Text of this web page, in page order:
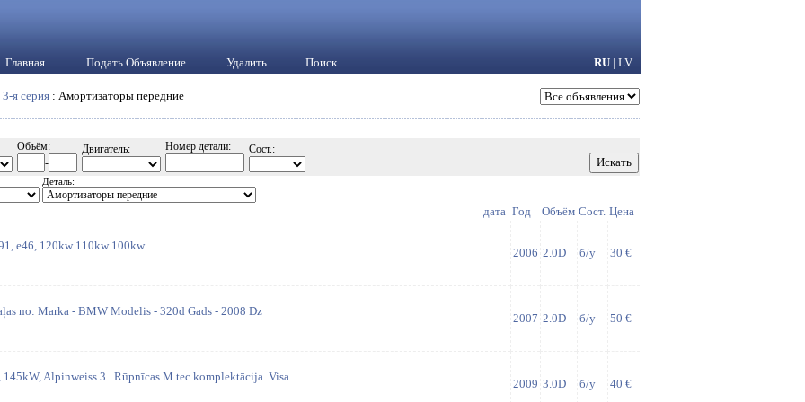
Главная Подать Объявление Удалить Поиск RU | LV
3-я серия : Амортизаторы передние
Объём:
-
Двигатель: Номер детали: Сост.:
Деталь:
дата Год Объём Сост. Цена
e46, 120kw 110kw 100kw.
2006 2.0D б/у 30 €
no: Marka - BMW Modelis - 320d Gads - 2008 Dz
2007 2.0D б/у 50 €
Alpinweiss 3 . Rūpnīcas M tec komplektācija. Visa
2009 3.0D б/у 40 €